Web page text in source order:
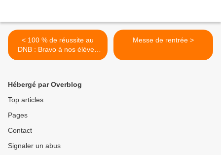
< 100 % de réussite au
DNB : Bravo à nos élèves
de 3e !
Messe de rentrée >
Hébergé par Overblog
Top articles
Pages
Contact
Signaler un abus